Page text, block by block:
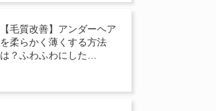
【毛質改善】アンダーヘア
を柔らかく薄くする方法
は？ふわふわにした…